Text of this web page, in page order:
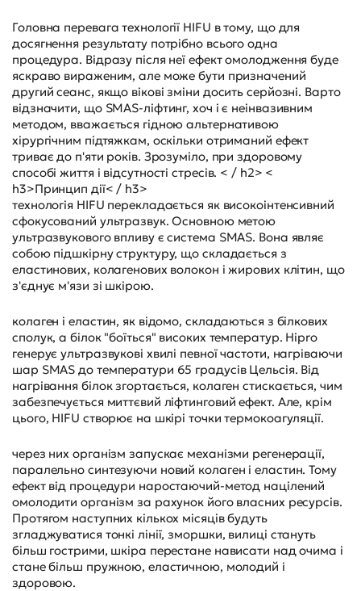
Головна перевага технології HIFU в тому, що для
досягнення результату потрібно всього одна
процедура. Відразу після неї ефект омолодження буде
яскраво вираженим, але може бути призначений
другий сеанс, якщо вікові зміни досить серйозні. Варто
відзначити, що SMAS-ліфтинг, хоч і є неінвазивним
методом, вважається гідною альтернативою
хірургічним підтяжкам, оскільки отриманий ефект
триває до п'яти років. Зрозуміло, при здоровому
способі життя і відсутності стресів. < / h2> <
h3>Принцип дії< / h3>
технологія HIFU перекладається як високоінтенсивний
сфокусований ультразвук. Основною метою
ультразвукового впливу є система SMAS. Вона являє
собою підшкірну структуру, що складається з
еластинових, колагенових волокон і жирових клітин, що
з'єднує м'язи зі шкірою.
колаген і еластин, як відомо, складаються з білкових
сполук, а білок "боїться" високих температур. Hipro
генерує ультразвукові хвилі певної частоти, нагріваючи
шар SMAS до температури 65 градусів Цельсія. Від
нагрівання білок згортається, колаген стискається, чим
забезпечується миттєвий ліфтинговий ефект. Але, крім
цього, HIFU створює на шкірі точки термокоагуляції.
через них організм запускає механізми регенерації,
паралельно синтезуючи новий колаген і еластин. Тому
ефект від процедури наростаючий-метод націлений
омолодити організм за рахунок його власних ресурсів.
Протягом наступних кількох місяців будуть
згладжуватися тонкі лінії, зморшки, вилиці стануть
більш гострими, шкіра перестане нависати над очима і
стане більш пружною, еластичною, молодий і
здоровою.